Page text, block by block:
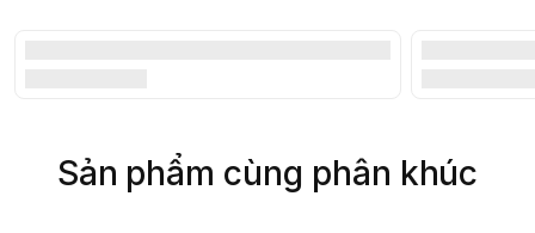
Sản phẩm cùng phân khúc